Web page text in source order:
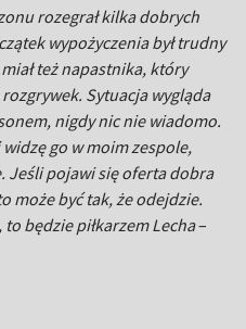
rozegrał kilka dobrych
wypożyczenia był trudny
też napastnika, który
Sytuacja wygląda
nigdy nic nie wiadomo.
widzę go w moim zespole,
Jeśli pojawi się oferta dobra
może być tak, że odejdzie.
będzie piłkarzem Lecha–